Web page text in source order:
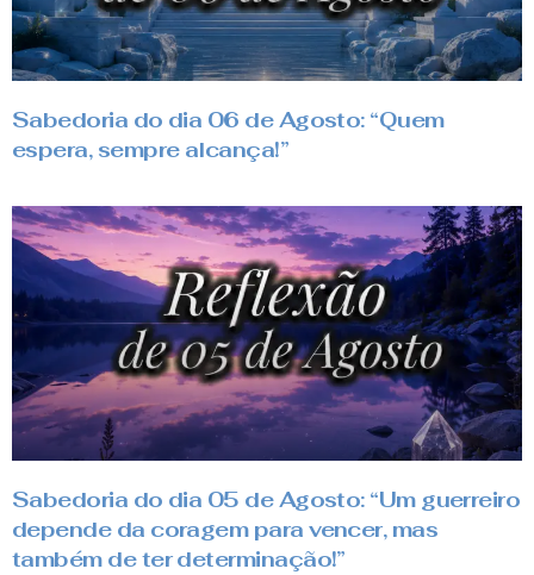
Sabedoria do dia 06 de Agosto: “Quem
espera, sempre alcança!”
Sabedoria do dia 05 de Agosto: “Um guerreiro
depende da coragem para vencer, mas
também de ter determinação!”